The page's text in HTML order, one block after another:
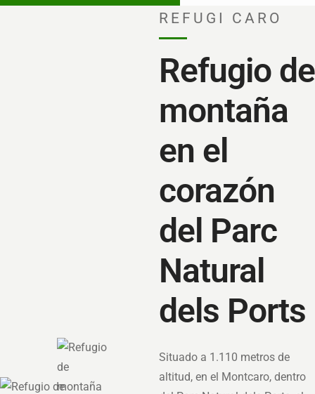
REFUGI CARO
Refugio de
montaña
en el
corazón
del Parc
Natural
dels Ports
Situado a 1.110 metros de
altitud, en el Montcaro, dentro